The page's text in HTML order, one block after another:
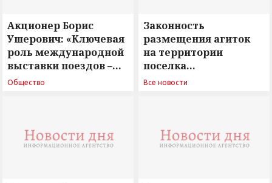
Акционер Борис
Ушерович: «Ключевая
роль международной
выставки поездов –
поиск ответов на
Общество
Законность
размещения агиток
на территории
поселка
Новосергиевка
Все новости